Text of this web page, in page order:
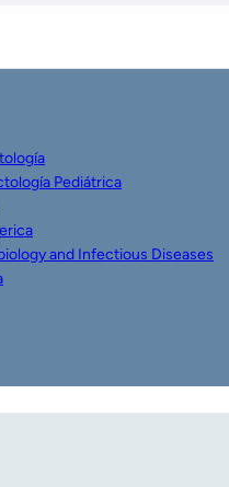
Pediátrica
and Infectious Diseases